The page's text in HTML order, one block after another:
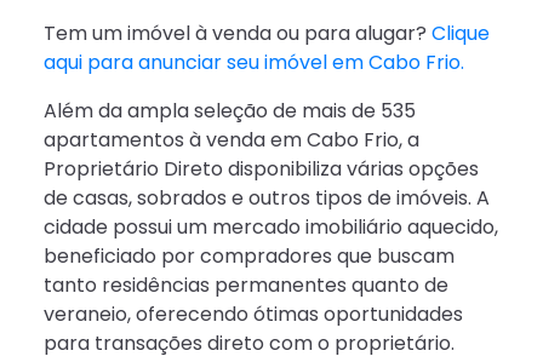
Tem um imóvel à venda ou para alugar? Clique
aqui para anunciar seu imóvel em Cabo Frio.
Além da ampla seleção de mais de 535
apartamentos à venda em Cabo Frio, a
Proprietário Direto disponibiliza várias opções
de casas, sobrados e outros tipos de imóveis. A
cidade possui um mercado imobiliário aquecido,
beneficiado por compradores que buscam
tanto residências permanentes quanto de
veraneio, oferecendo ótimas oportunidades
para transações direto com o proprietário.